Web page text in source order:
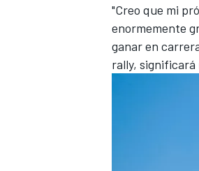
"Creo que mi
enormemente
ganar en
rally, significará